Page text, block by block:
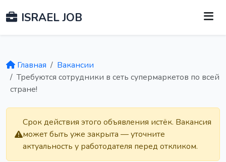
ISRAEL JOB
Главная
Вакансии
Требуются сотрудники в сеть супермаркетов по всей
стране!
Срок действия этого объявления истёк. Вакансия
может быть уже закрыта — уточните
актуальность у работодателя перед откликом.